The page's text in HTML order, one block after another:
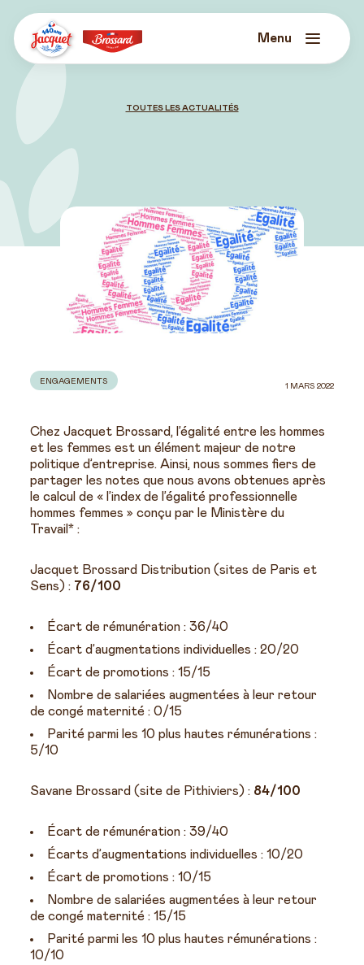
content
Jacquet
Menu
TOUTES LES ACTUALITÉS
ENGAGEMENTS
1 MARS 2022
Chez Jacquet Brossard, l’égalité entre les hommes
et les femmes est un élément majeur de notre
politique d’entreprise. Ainsi, nous sommes fiers de
partager les notes que nous avons obtenues après
le calcul de « l’index de l’égalité professionnelle
hommes femmes » conçu par le Ministère du
Travail* :
Jacquet Brossard Distribution (sites de Paris et
Sens) : 76/100
Écart de rémunération : 36/40
Écart d’augmentations individuelles : 20/20
Écart de promotions : 15/15
Nombre de salariées augmentées à leur retour
de congé maternité : 0/15
Parité parmi les 10 plus hautes rémunérations :
5/10
Savane Brossard (site de Pithiviers) : 84/100
Écart de rémunération : 39/40
Écarts d’augmentations individuelles : 10/20
Écart de promotions : 10/15
Nombre de salariées augmentées à leur retour
de congé maternité : 15/15
Parité parmi les 10 plus hautes rémunérations :
10/10